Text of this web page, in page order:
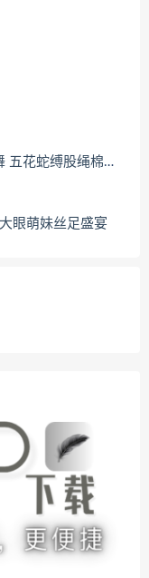
缚股绳棉被全包！
眼萌妹丝足盛宴